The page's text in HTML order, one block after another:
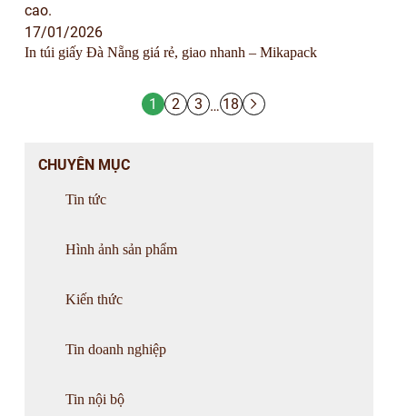
17/01/2026
In túi giấy Đà Nẵng giá rẻ, giao nhanh – Mikapack
1 2 3 … 18
CHUYÊN MỤC
Tin tức
Hình ảnh sản phẩm
Kiến thức
Tin doanh nghiệp
Tin nội bộ